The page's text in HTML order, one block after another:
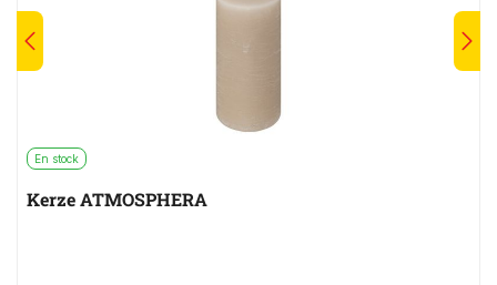
En stock
Kerze ATMOSPHERA